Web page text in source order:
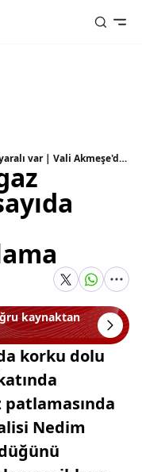
Niğde'de doğal gaz patlaması! Çok sayıda yaralı var | Vali Akmeşe'de açıklama
kaynaktan
korku dolu
Nedim